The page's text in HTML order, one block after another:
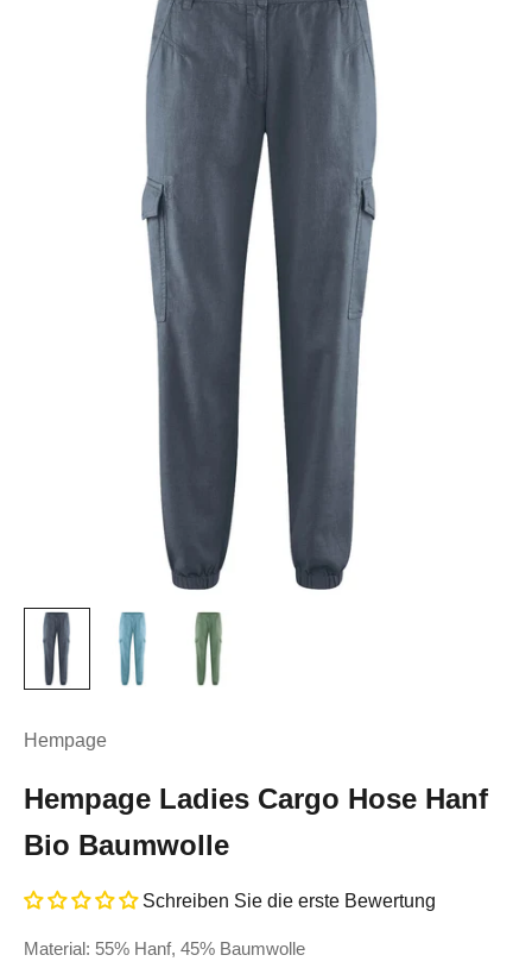
Hempage
Hempage Ladies Cargo Hose Hanf
Bio Baumwolle
Schreiben Sie die erste Bewertung
Material: 55% Hanf, 45% Baumwolle